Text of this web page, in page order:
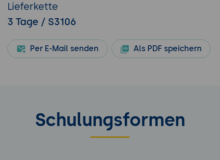
Lieferkette
3 Tage / S3106
Per E-Mail senden Als PDF speichern
Schulungsformen